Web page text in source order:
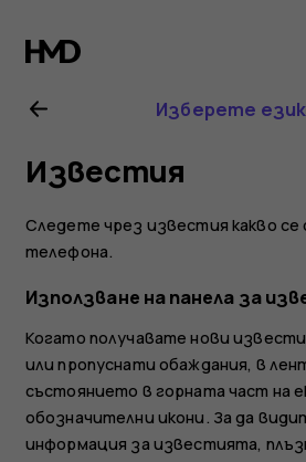
на
за
Nokia
6.2
Изберете език
Известия
Следете чрез известия какво се
телефона.
Използване на панела за
Когато получавате нови
или пропуснати обаждания, в
състоянието в горната част на
обозначителни икони. За да
информация за известията,